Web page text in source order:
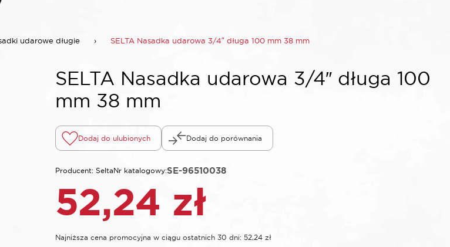
udarowe długie › SELTA Nasadka udarowa 3/4″ długa 100 mm 38 mm
SELTA Nasadka udarowa 3/4″ długa 100
mm 38 mm
Dodaj do ulubionych Dodaj do porównania
Producent: SeltaNr katalogowy:SE-96510038
52,24 zł
Najniższa cena promocyjna w ciągu ostatnich 30 dni: 52,24 zł